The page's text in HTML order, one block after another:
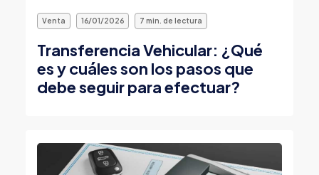
Venta 16/01/2026 7 min. de lectura
Transferencia Vehicular: ¿Qué
es y cuáles son los pasos que
debe seguir para efectuar?